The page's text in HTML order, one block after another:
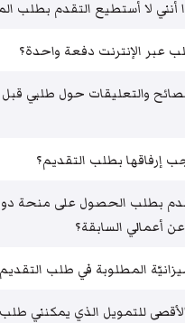
لا أستطيع التقدم بطلب
عبر الإنترنت دفعة واحدة؟
والتعليقات حول طلبي قبل
إرفاقها بطلب التقديم؟
بطلب الحصول على منحة
أعمالي السابقة؟
المطلوبة في طلب
للتمويل الذي يمكنني طلب